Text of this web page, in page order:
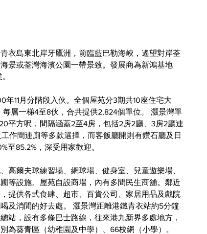
衣島東北岸牙鷹洲，前臨藍巴勒海峽，遙望對岸荃
景或荃灣海濱公園一帶景致。發展商為新鴻基地
年11月分階段入伙。全個屋苑分3期共10座住宅大
層一梯4至8伙，合共提供2,824個單位。 灝景灣單
平方呎，間隔涵蓋2至4房，包括2房2廳、3房2廳連
作間連廁等多款選擇，而客飯廳開則有鑽石廳及日
至85.2%，深受用家歡迎。
高爾夫球練習場、網球場、健身室、兒童遊樂場、
等設施。屋苑自設商場，內有多間民生商舖。鄰近
提供各式食肆、超市、百貨公司、家居用品及戲院
及消閒的好去處。 灝景灣距離港鐵青衣站約5分鐘
站，設有多條巴士路線，往來港九新界多處地方，
為葵青區（幼稚園及中學）、66校網（小學）。